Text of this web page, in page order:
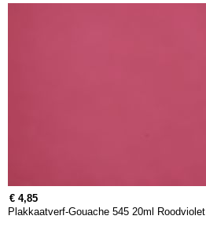
€ 4,85
Plakkaatverf-Gouache 545 20ml Roodviolet